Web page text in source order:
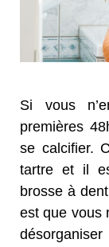
Si vous
premières
se calcifier.
tartre et il
brosse à
est que vous